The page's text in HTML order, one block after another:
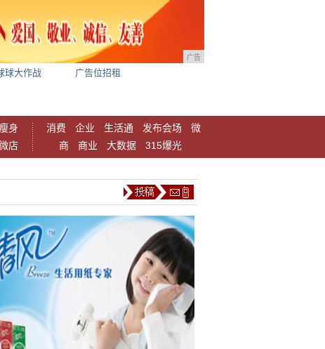
广告
球大作战 广告位招租
身
店
消费 企业 生活通 发布会场
微
商
商业 大数据 315爆光